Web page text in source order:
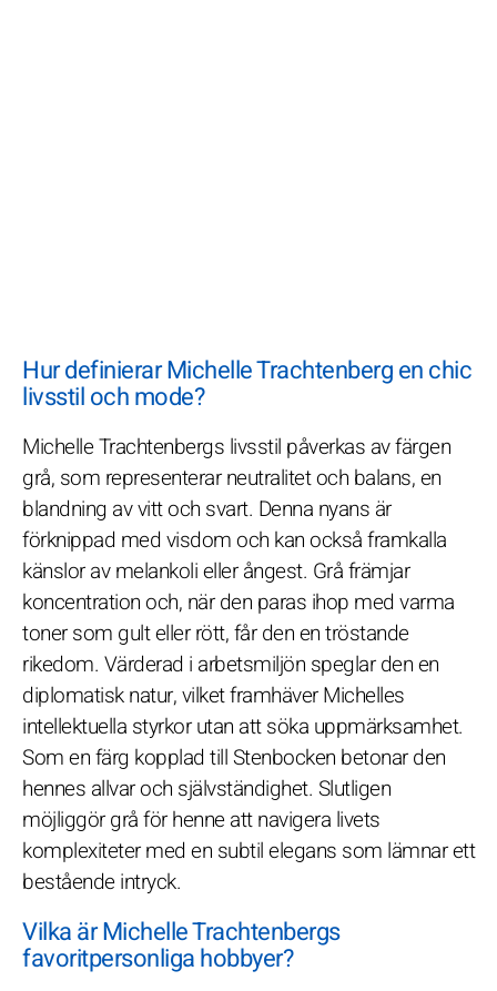
Hur definierar Michelle Trachtenberg en chic
livsstil och mode?
Michelle Trachtenbergs livsstil påverkas av färgen
grå, som representerar neutralitet och balans, en
blandning av vitt och svart. Denna nyans är
förknippad med visdom och kan också framkalla
känslor av melankoli eller ångest. Grå främjar
koncentration och, när den paras ihop med varma
toner som gult eller rött, får den en tröstande
rikedom. Värderad i arbetsmiljön speglar den en
diplomatisk natur, vilket framhäver Michelles
intellektuella styrkor utan att söka uppmärksamhet.
Som en färg kopplad till Stenbocken betonar den
hennes allvar och självständighet. Slutligen
möjliggör grå för henne att navigera livets
komplexiteter med en subtil elegans som lämnar ett
bestående intryck.
Vilka är Michelle Trachtenbergs
favoritpersonliga hobbyer?